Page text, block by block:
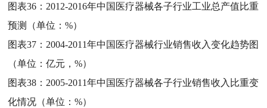
图表36： 2012-2016年中国医疗器械各子行业工业总产值比重
预测（单位：%）
图表37： 2004-2011年中国医疗器械行业销售收入变化趋势图
（单位：亿元，%）
图表38： 2005-2011年中国医疗器械各子行业销售收入比重变
化情况（单位：%）